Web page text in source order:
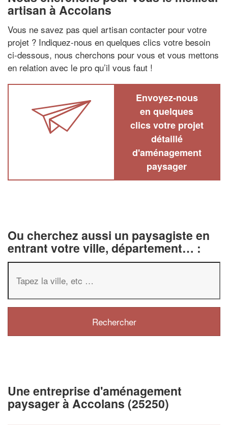
artisan à Accolans
Vous ne savez pas quel artisan contacter pour votre
projet ? Indiquez-nous en quelques clics votre besoin
ci-dessous, nous cherchons pour vous et vous mettons
en relation avec le pro qu’il vous faut !
Envoyez-nous
en quelques
clics votre projet
détaillé
d'aménagement
paysager
Ou cherchez aussi un paysagiste en
entrant votre ville, département… :
Une entreprise d'aménagement
paysager à Accolans (25250)
Augmentez votrechiffre
vosmargestout en gagnant de